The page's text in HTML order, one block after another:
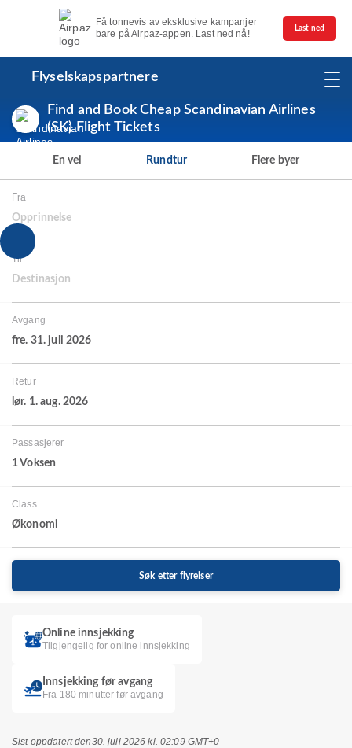
Få tonnevis av eksklusive kampanjer
bare på Airpaz-appen. Last ned nå!
Last ned
Flyselskapspartnere
Find and Book Cheap Scandinavian Airlines
(SK) Flight Tickets
En vei Rundtur Flere byer
Fra
Opprinnelse
Til
Destinasjon
Avgang
fre. 31. juli 2026
Retur
lør. 1. aug. 2026
Passasjerer
1 Voksen
Class
Økonomi
Søk etter flyreiser
Online innsjekking
Tilgjengelig for online innsjekking
Innsjekking før avgang
Fra 180 minutter før avgang
Sist oppdatert den30. juli 2026 kl. 02:09 GMT+0